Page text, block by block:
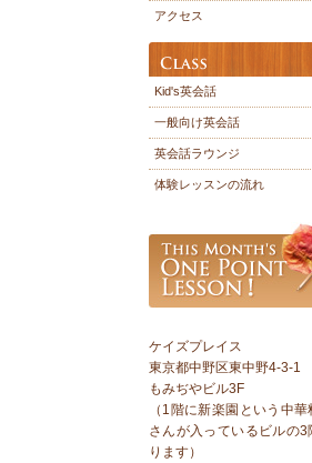
アクセス
Kid's英会話
一般向け英会話
英会話ラウンジ
体験レッスンの流れ
ケイズプレイス
東京都中野区東中野4-3-1
もみぢやビル3F
（1階に新楽園という中華
さんが入っているビルの3
ります）